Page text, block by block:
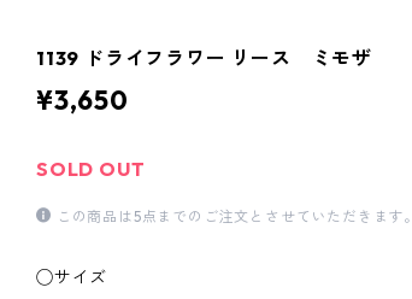
1139 ドライフラワー リース ミモザ
¥3,650
SOLD OUT
この商品は5点までのご注文とさせていただきます。
◯サイズ